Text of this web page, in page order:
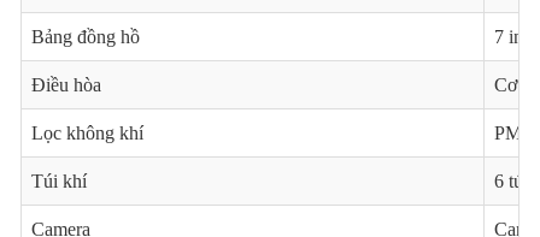
Bảng đồng hồ 7 inch
Điều hòa Cơ
Lọc không khí
Túi khí 6 túi
Camera